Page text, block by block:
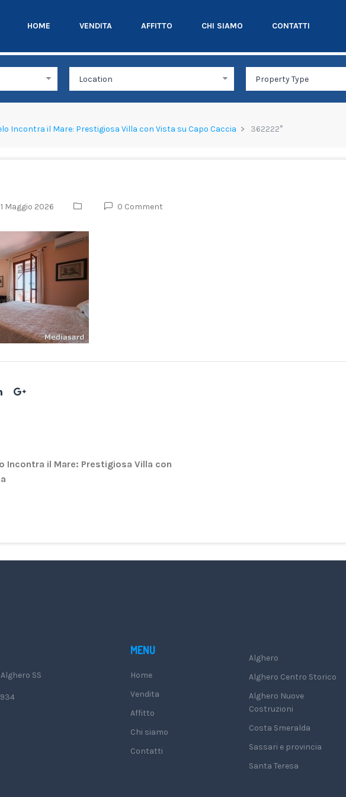
HOME VENDITA AFFITTO CHI SIAMO CONTATTI
Incontra il Mare: Prestigiosa Villa con Vista su Capo Caccia 362222°
Maggio 2026 0 Comment
Incontra il Mare: Prestigiosa Villa con
SS
MENU
Home
Vendita
Affitto
Chi siamo
Contatti
Alghero
Alghero Centro Storico
Alghero Nuove
Costruzioni
Costa Smeralda
Sassari e provincia
Santa Teresa